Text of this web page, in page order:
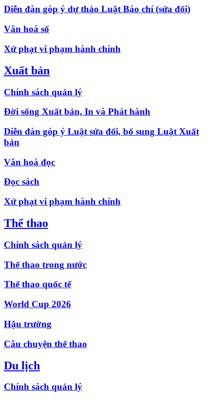
Diễn đàn góp ý dự thảo Luật Báo chí (sửa đổi)
Văn hoá số
Xử phạt vi phạm hành chính
Xuất bản
Chính sách quản lý
Đời sống Xuất bản, In và Phát hành
Diễn đàn góp ý Luật sửa đổi, bổ sung Luật Xuất
bản
Văn hoá đọc
Đọc sách
Xử phạt vi phạm hành chính
Thể thao
Chính sách quản lý
Thể thao trong nước
Thể thao quốc tế
World Cup 2026
Hậu trường
Câu chuyện thể thao
Du lịch
Chính sách quản lý